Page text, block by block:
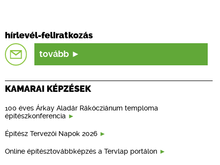
hírlevél-feliratkozás
tovább
KAMARAI KÉPZÉSEK
100 éves Árkay Aladár Rákócziánum temploma
építészkonferencia
Építész Tervezői Napok 2026
Online építésztovábbképzés a Tervlap portálon